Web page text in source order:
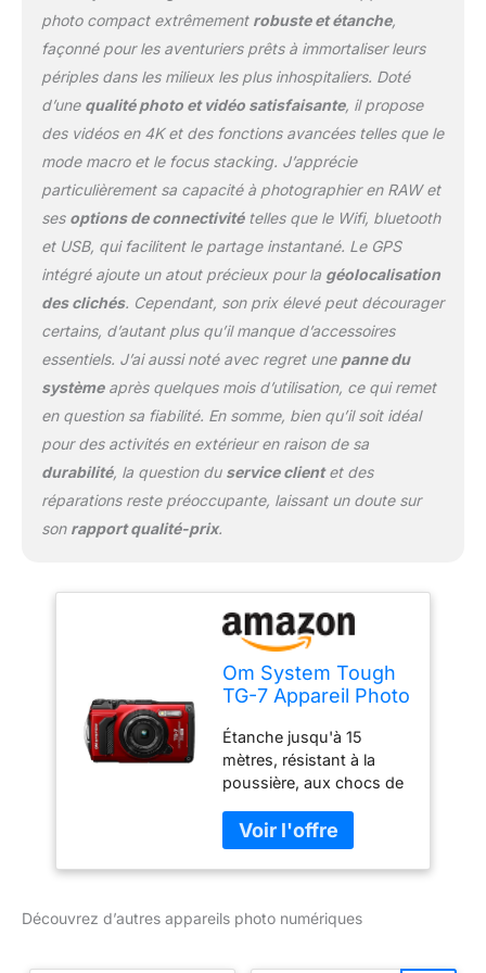
photo compact extrêmement robuste et étanche,
façonné pour les aventuriers prêts à immortaliser leurs
périples dans les milieux les plus inhospitaliers. Doté
d’une qualité photo et vidéo satisfaisante, il propose
des vidéos en 4K et des fonctions avancées telles que le
mode macro et le focus stacking. J’apprécie
particulièrement sa capacité à photographier en RAW et
ses options de connectivitételles que le Wifi, bluetooth
et USB, qui facilitent le partage instantané. Le GPS
intégré ajoute un atout précieux pour la géolocalisation
des clichés. Cependant, son prix élevé peut décourager
certains, d’autant plus qu’il manque d’accessoires
essentiels. J’ai aussi noté avec regret une panne du
systèmeaprès quelques mois d’utilisation, ce qui remet
en question sa fiabilité. En somme, bien qu’il soit idéal
pour des activités en extérieur en raison de sa
durabilité, la question du service clientet des
réparations reste préoccupante, laissant un doute sur
son rapport qualité-prix.
Om System Tough
TG-7 Appareil Photo
Successor Olympus
TG-6 Rouge
Étanche jusqu'à 15
mètres, résistant à la
poussière, aux chocs de
l'écrasement de 100 kg,
résistant au gel -10 °C,
anti-buée Objectif haute
maximum 4x, True pic
CMOS rétroéclairé
Découvrez d’autres appareils photo numériques